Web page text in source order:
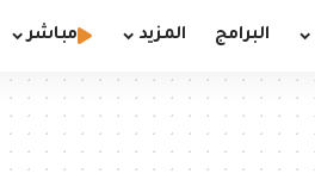
البرامج المزيد مباشر